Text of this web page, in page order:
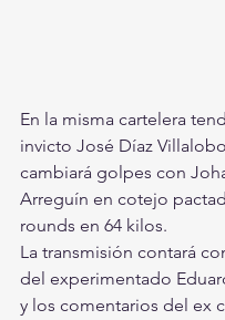
En la misma cartelera
invicto José Díaz
cambiará golpes con
Arreguín en cotejo
rounds en 64 kilos.
La transmisión contará
del experimentado
y los comentarios del ex